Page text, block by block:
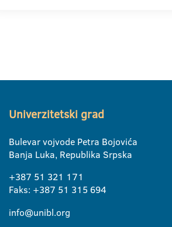
Univerzitetski grad
Bulevar vojvode Petra Bojovića
Banja Luka, Republika Srpska
+387 51 321 171
Faks: +387 51 315 694
info@unibl.org